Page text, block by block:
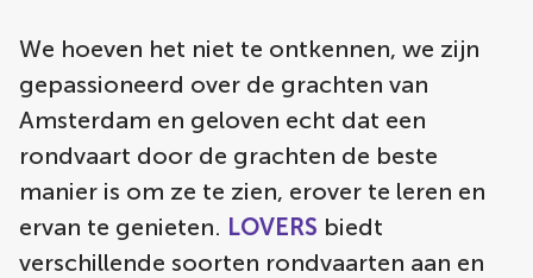
We hoeven het niet te ontkennen, we zijn
gepassioneerd over de grachten van
Amsterdam en geloven echt dat een
rondvaart door de grachten de beste
manier is om ze te zien, erover te leren en
ervan te genieten. LOVERS biedt
verschillende soorten rondvaarten aan en